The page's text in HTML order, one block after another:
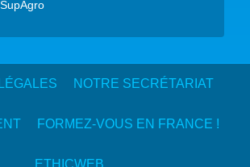
NOTRE SECRÉTARIAT
FORMEZ-VOUS EN FRANCE !
ETHICWEB